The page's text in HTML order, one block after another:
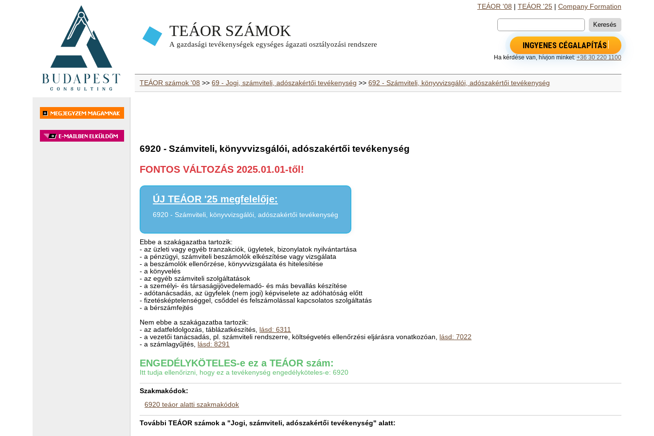
TEÁOR '08 TEÁOR '25| Company Formation
INGYENES CÉGALAPÍTÁS
Ha kérdése van, hívjon minket: +36 30 220 1100
TEÁOR számok '08 >>69 - Jogi, számviteli, adószakértői tevékenység >>692 - Számviteli, könyvvizsgálói, adószakértői tevékenység
6920 - Számviteli, könyvvizsgálói, adószakértői tevékenység
FONTOS VÁLTOZÁS 2025.01.01-től!
ÚJ TEÁOR '25 megfelelője:
6920 - Számviteli, könyvvizsgálói, adószakértői tevékenység
Ebbe a szakágazatba tartozik:
- az üzleti vagy egyéb tranzakciók, ügyletek, bizonylatok nyilvántartása
- a pénzügyi, számviteli beszámolók elkészítése vagy vizsgálata
- a beszámolók ellenőrzése, könyvvizsgálata és hitelesítése
- a könyvelés
- az egyéb számviteli szolgáltatások
- a személyi- és társaságijövedelemadó- és más bevallás készítése
- adótanácsadás, az ügyfelek (nem jogi) képviselete az adóhatóság előtt
- fizetésképtelenséggel, csőddel és felszámolással kapcsolatos szolgáltatás
- a bérszámfejtés
Nem ebbe a szakágazatba tartozik:
- az adatfeldolgozás, táblázatkészítés, lásd: 6311
- a vezetői tanácsadás, pl. számviteli rendszerre, költségvetés ellenőrzési eljárásra vonatkozóan, lásd: 7022
- a számlagyűjtés, lásd: 8291
ENGEDÉLYKÖTELES-e ez a TEÁOR szám:
Itt tudja ellenőrizni, hogy ez a tevékenység engedélyköteles-e: 6920
Szakmakódok:
6920 teáor alatti szakmakódok
További TEÁOR számok a "Jogi, számviteli, adószakértői tevékenység" alatt: